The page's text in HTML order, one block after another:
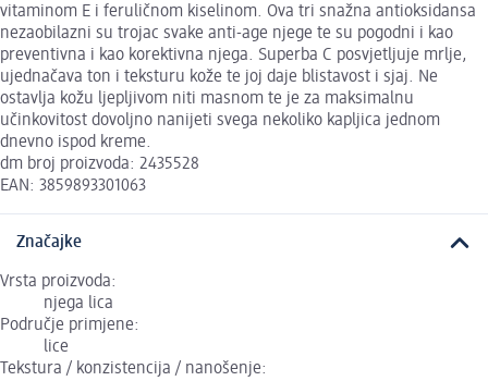
vitaminom E i feruličnom kiselinom. Ova tri snažna antioksidansa
nezaobilazni su trojac svake anti-age njege te su pogodni i kao
preventivna i kao korektivna njega. Superba C posvjetljuje mrlje,
ujednačava ton i teksturu kože te joj daje blistavost i sjaj. Ne
ostavlja kožu ljepljivom niti masnom te je za maksimalnu
učinkovitost dovoljno nanijeti svega nekoliko kapljica jednom
dnevno ispod kreme.
dm broj proizvoda: 2435528
EAN: 3859893301063
Značajke
Vrsta proizvoda:
njega lica
Područje primjene:
lice
Tekstura / konzistencija / nanošenje: